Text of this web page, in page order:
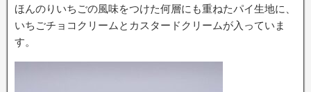
ほんのりいちごの風味をつけた何層にも重ねたパイ生地に、
いちごチョコクリームとカスタードクリームが入っていま
す。